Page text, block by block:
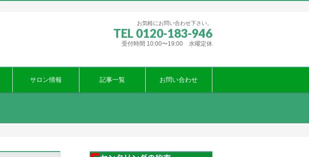
お気軽にお問い合わせ下さい。
TEL 0120-183-946
受付時間 10:00〜19:00 水曜定休
サロン情報 記事一覧 お問い合わせ